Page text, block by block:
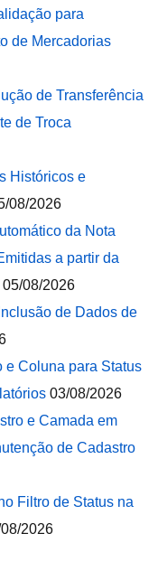
para
de Mercadorias
de Transferência
de Troca
Históricos e
08/2026
da Nota
a partir da
05/08/2026
de Dados de
e Coluna para Status
03/08/2026
e Camada em
de Cadastro
Filtro de Status na
2026